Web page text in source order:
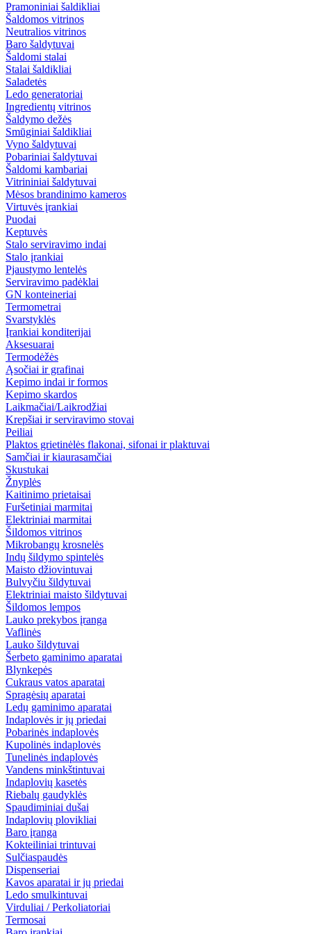
Pramoniniai šaldikliai
Šaldomos vitrinos
Neutralios vitrinos
Baro šaldytuvai
Šaldomi stalai
Stalai šaldikliai
Saladetės
Ledo generatoriai
Ingredientų vitrinos
Šaldymo dežės
Smūginiai šaldikliai
Vyno šaldytuvai
Pobariniai šaldytuvai
Šaldomi kambariai
Vitrininiai šaldytuvai
Mėsos brandinimo kameros
Virtuvės įrankiai
Puodai
Keptuvės
Stalo serviravimo indai
Stalo įrankiai
Pjaustymo lentelės
Serviravimo padėklai
GN konteineriai
Termometrai
Svarstyklės
Įrankiai konditerijai
Aksesuarai
Termodėžės
Ąsočiai ir grafinai
Kepimo indai ir formos
Kepimo skardos
Laikmačiai/Laikrodžiai
Krepšiai ir serviravimo stovai
Peiliai
Plaktos grietinėlės flakonai, sifonai ir plaktuvai
Samčiai ir kiaurasamčiai
Skustukai
Žnyplės
Kaitinimo prietaisai
Furšetiniai marmitai
Elektriniai marmitai
Šildomos vitrinos
Mikrobangų krosnelės
Indų šildymo spintelės
Maisto džiovintuvai
Bulvyčiu šildytuvai
Elektriniai maisto šildytuvai
Šildomos lempos
Lauko prekybos įranga
Vaflinės
Lauko šildytuvai
Šerbeto gaminimo aparatai
Blynkepės
Cukraus vatos aparatai
Spragėsių aparatai
Ledų gaminimo aparatai
Indaplovės ir jų priedai
Pobarinės indaplovės
Kupolinės indaplovės
Tunelinės indaplovės
Vandens minkštintuvai
Indaplovių kasetės
Riebalų gaudyklės
Spaudiminiai dušai
Indaplovių plovikliai
Baro įranga
Kokteiliniai trintuvai
Sulčiaspaudės
Dispenseriai
Kavos aparatai ir jų priedai
Ledo smulkintuvai
Virduliai / Perkoliatoriai
Termosai